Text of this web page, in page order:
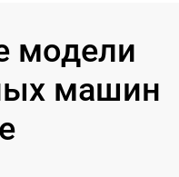
модели
машин